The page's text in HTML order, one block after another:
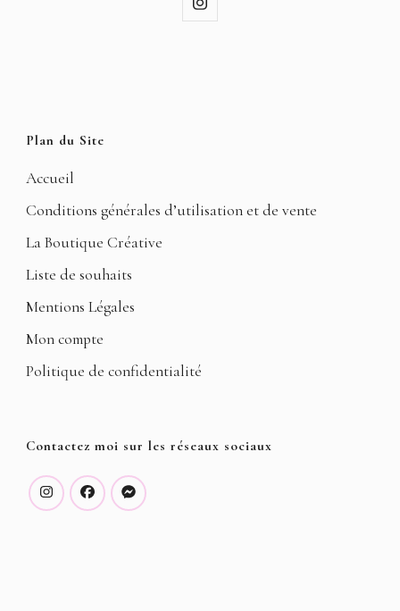
Plan du Site
Accueil
Conditions générales d’utilisation et de vente
La Boutique Créative
Liste de souhaits
Mentions Légales
Mon compte
Politique de confidentialité
Contactez moi sur les réseaux sociaux